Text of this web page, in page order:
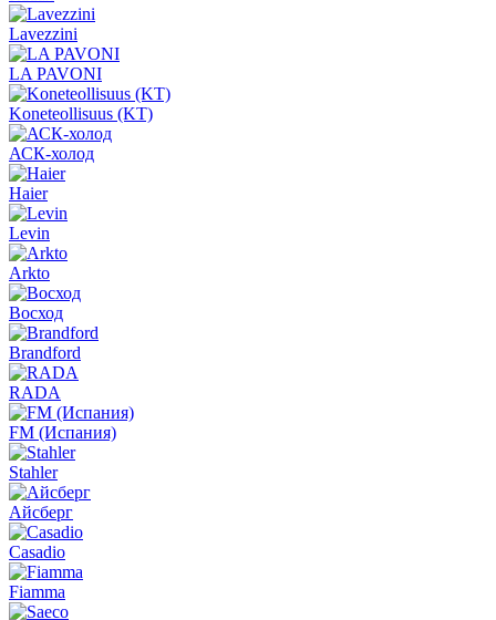
Lavezzini
LA PAVONI
Koneteollisuus (KT)
АСК-холод
Haier
Levin
Arkto
Восход
Brandford
RADA
FM (Испания)
Stahler
Айсберг
Casadio
Fiamma